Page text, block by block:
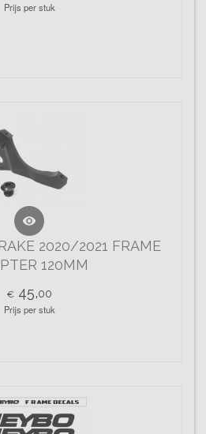
Prijs per stuk

2020/2021 FRAME
120MM
€ 45,00
Prijs per stuk